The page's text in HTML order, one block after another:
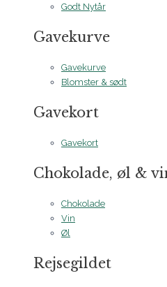
Godt Nytår
Gavekurve
Gavekurve
Blomster & sødt
Gavekort
Gavekort
Chokolade, øl &
Chokolade
Vin
Øl
Rejsegildet